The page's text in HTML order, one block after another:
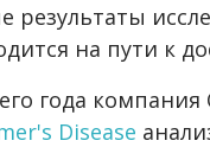
результаты
на пути к
года
Disease